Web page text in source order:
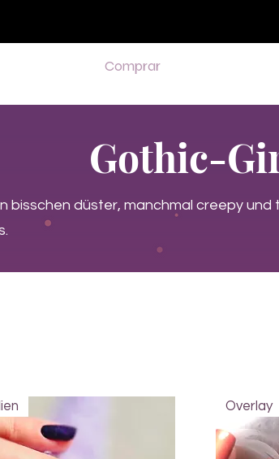
Comprar
Gothic-
bisschen düster, manchmal creepy und
Overlay